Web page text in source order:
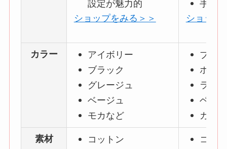
設定が魅力的
ショップをみる＞＞
手頃
ショップ
カラー
アイボリー
ブラック
グレージュ
ベージュ
モカなど
ブラ
ホワ
ライ
ベー
カー
素材
コットン
コッ